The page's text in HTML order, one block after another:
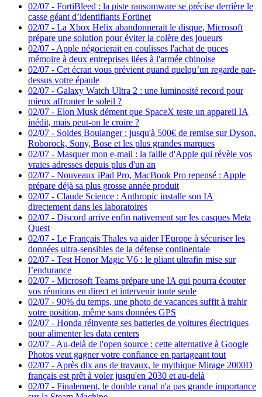
02/07 - FortiBleed : la piste ransomware se précise derrière le
casse géant d’identifiants Fortinet
02/07 - La Xbox Helix abandonnerait le disque, Microsoft
prépare une solution pour éviter la colère des joueurs
02/07 - Apple négocierait en coulisses l'achat de puces
mémoire à deux entreprises liées à l'armée chinoise
02/07 - Cet écran vous prévient quand quelqu’un regarde par-
dessus votre épaule
02/07 - Galaxy Watch Ultra 2 : une luminosité record pour
mieux affronter le soleil ?
02/07 - Elon Musk dément que SpaceX teste un appareil IA
inédit, mais peut-on le croire ?
02/07 - Soldes Boulanger : jusqu'à 500€ de remise sur Dyson,
Roborock, Sony, Bose et les plus grandes marques
02/07 - Masquer mon e-mail : la faille d'Apple qui révèle vos
vraies adresses depuis plus d'un an
02/07 - Nouveaux iPad Pro, MacBook Pro repensé : Apple
prépare déjà sa plus grosse année produit
02/07 - Claude Science : Anthropic installe son IA
directement dans les laboratoires
02/07 - Discord arrive enfin nativement sur les casques Meta
Quest
02/07 - Le Français Thales va aider l'Europe à sécuriser les
données ultra-sensibles de la défense continentale
02/07 - Test Honor Magic V6 : le pliant ultrafin mise sur
l’endurance
02/07 - Microsoft Teams prépare une IA qui pourra écouter
vos réunions en direct et intervenir toute seule
02/07 - 90% du temps, une photo de vacances suffit à trahir
votre position, même sans données GPS
02/07 - Honda réinvente ses batteries de voitures électriques
pour alimenter les data centers
02/07 - Au-delà de l'open source : cette alternative à Google
Photos veut gagner votre confiance en partageant tout
02/07 - Après dix ans de travaux, le mythique Mirage 2000D
français est prêt à voler jusqu'en 2030 et au-delà
02/07 - Finalement, le double canal n'a pas grande importance